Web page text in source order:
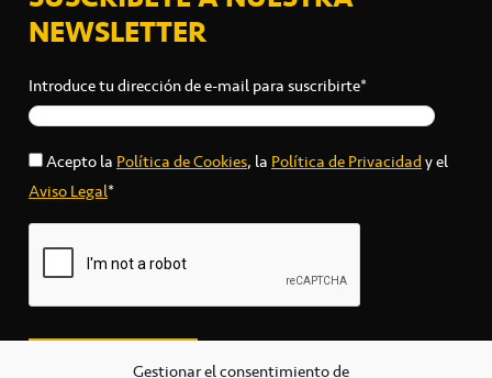
Gestionar el consentimiento de
NEWSLETTER
Introduce tu dirección de e-mail para suscribirte*
Acepto laPolítica de Cookies, laPolítica de Privacidady el
Aviso Legal*